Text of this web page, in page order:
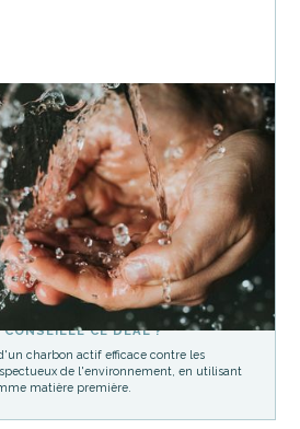
bas carbone de production de charbon
le traitement des eaux usées
CE DEAL ?
charbon actif efficace contre les
de l'environnement, en utilisant
matière première.